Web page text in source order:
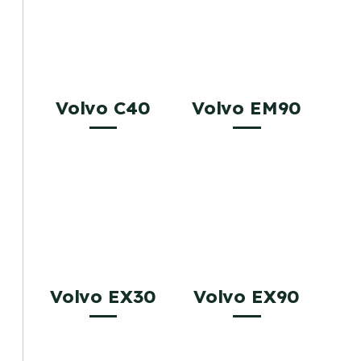
Volvo C40 Volvo EM90
Volvo EX30 Volvo EX90